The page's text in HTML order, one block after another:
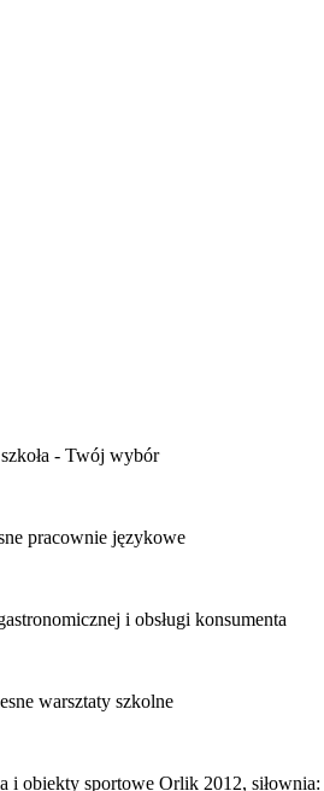
- Twój wybór
pracownie językowe
i obsługi konsumenta
warsztaty szkolne
i obiekty sportowe Orlik 2012,